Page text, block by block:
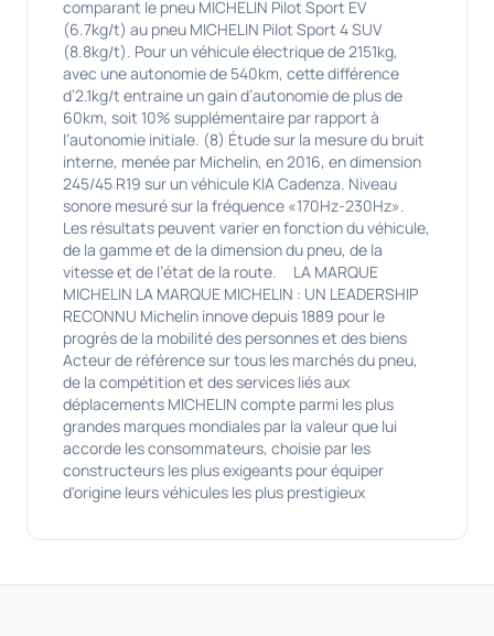
comparant le pneu MICHELIN Pilot Sport EV
(6.7kg/t) au pneu MICHELIN Pilot Sport 4 SUV
(8.8kg/t). Pour un véhicule électrique de 2151kg,
avec une autonomie de 540km, cette différence
d’2.1kg/t entraine un gain d’autonomie de plus de
60km, soit 10% supplémentaire par rapport à
l’autonomie initiale. (8) Étude sur la mesure du bruit
interne, menée par Michelin, en 2016, en dimension
245/45 R19 sur un véhicule KIA Cadenza. Niveau
sonore mesuré sur la fréquence «170Hz-230Hz».
Les résultats peuvent varier en fonction du véhicule,
de la gamme et de la dimension du pneu, de la
vitesse et de l’état de la route. LA MARQUE
MICHELIN LA MARQUE MICHELIN : UN LEADERSHIP
RECONNU Michelin innove depuis 1889 pour le
progrès de la mobilité des personnes et des biens
Acteur de référence sur tous les marchés du pneu,
de la compétition et des services liés aux
déplacements MICHELIN compte parmi les plus
grandes marques mondiales par la valeur que lui
accorde les consommateurs, choisie par les
constructeurs les plus exigeants pour équiper
d'origine leurs véhicules les plus prestigieux